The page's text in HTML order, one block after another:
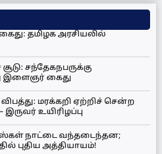
தமிழக அரசியலில்
சந்தேகநபருக்கு
இளைஞர் கைது
மரக்கறி ஏற்றிச் சென்ற
உயிரிழப்பு
பஸ்கள் நாட்டை வந்தடைந்தன;
புதிய அத்தியாயம்!